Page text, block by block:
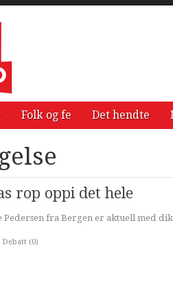
Folk og fe Det hendte
rop oppi det hele
fra Bergen er aktuell med
Debatt (0)